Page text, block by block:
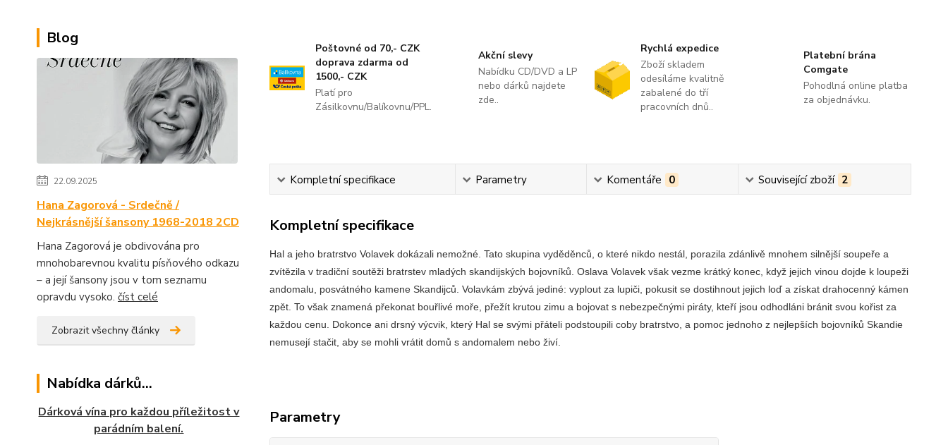
Blog
22.09.2025
Hana Zagorová - Srdečně /
Nejkrásnější šansony 1968-2018 2CD
Hana Zagorová je obdivována pro
mnohobarevnou kvalitu písňového odkazu
– a její šansony jsou v tom seznamu
opravdu vysoko. číst celé
Zobrazit všechny články
Nabídka dárků...
Dárková vína pro každou příležitost v
parádním balení.
Poštovné od 70,- CZK
doprava zdarma od
1500,- CZK
Platí pro
Zásilkovnu/Balíkovnu/PPL.
Akční slevy
Nabídku CD/DVD a LP
nebo dárků najdete
zde..
Rychlá expedice
Zboží skladem
odesíláme kvalitně
zabalené do tří
pracovních dnů..
Platební brána
Comgate
Pohodlná online platba
za objednávku.
Kompletní specifikace Parametry Komentáře 0 Související zboží 2
Kompletní specifikace
Hal a jeho bratrstvo Volavek dokázali nemožné. Tato skupina vyděděnců, o které nikdo nestál, porazila zdánlivě mnohem silnější soupeře a
zvítězila v tradiční soutěži bratrstev mladých skandijských bojovníků. Oslava Volavek však vezme krátký konec, když jejich vinou dojde k loupeži
andomalu, posvátného kamene Skandijců. Volavkám zbývá jediné: vyplout za lupiči, pokusit se dostihnout jejich loď a získat drahocenný kámen
zpět. To však znamená překonat bouřlivé moře, přežít krutou zimu a bojovat s nebezpečnými piráty, kteří jsou odhodláni bránit svou kořist za
každou cenu. Dokonce ani drsný výcvik, který Hal se svými přáteli podstoupili coby bratrstvo, a pomoc jednoho z nejlepších bojovníků Skandie
nemusejí stačit, aby se mohli vrátit domů s andomalem nebo živí.
Parametry